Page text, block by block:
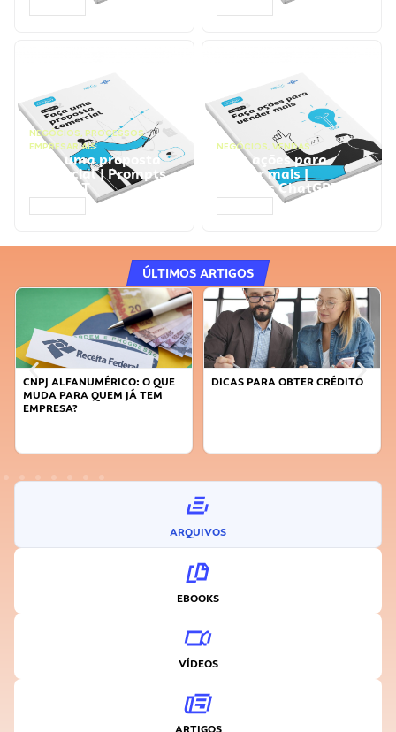
NEGÓCIOS, PROCESSOS
EMPRESARIAIS
Faça uma proposta
comercial | Prompts
ChatGPT
NEGÓCIOS, VENDAS
Faça ações para
vender mais |
Prompts ChatGPT
ÚLTIMOS ARTIGOS
CNPJ ALFANUMÉRICO: O QUE
MUDA PARA QUEM JÁ TEM
EMPRESA?
DICAS PARA OBTER CRÉDITO
ARQUIVOS
EBOOKS
VÍDEOS